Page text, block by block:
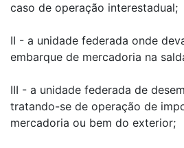
caso de operação interestadual;
II - a unidade federada onde
embarque de mercadoria na
III - a unidade federada de
tratando-se de operação de
mercadoria ou bem do exterior;